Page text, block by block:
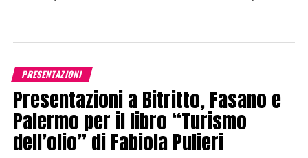
PRESENTAZIONI
Presentazioni a Bitritto, Fasano e
Palermo per il libro “Turismo
dell’olio” di Fabiola Pulieri